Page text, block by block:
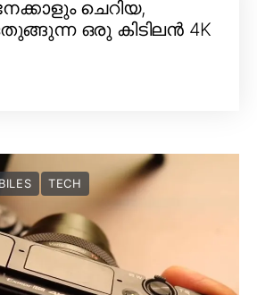
ചെറിയ,
ഒരു കിടിലൻ 4K
TECH